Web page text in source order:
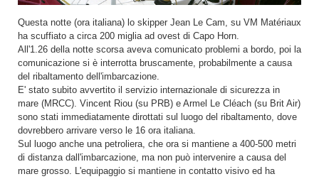
Questa notte (ora italiana) lo skipper Jean Le Cam, su VM Matériaux
ha scuffiato a circa 200 miglia ad ovest di Capo Horn.
All'1.26 della notte scorsa aveva comunicato problemi a bordo, poi la
comunicazione si è interrotta bruscamente, probabilmente a causa
del ribaltamento dell'imbarcazione.
E' stato subito avvertito il servizio internazionale di sicurezza in
mare (MRCC). Vincent Riou (su PRB) e Armel Le Cléach (su Brit Air)
sono stati immediatamente dirottati sul luogo del ribaltamento, dove
dovrebbero arrivare verso le 16 ora italiana.
Sul luogo anche una petroliera, che ora si mantiene a 400-500 metri
di distanza dall'imbarcazione, ma non può intervenire a causa del
mare grosso. L'equipaggio si mantiene in contatto visivo ed ha